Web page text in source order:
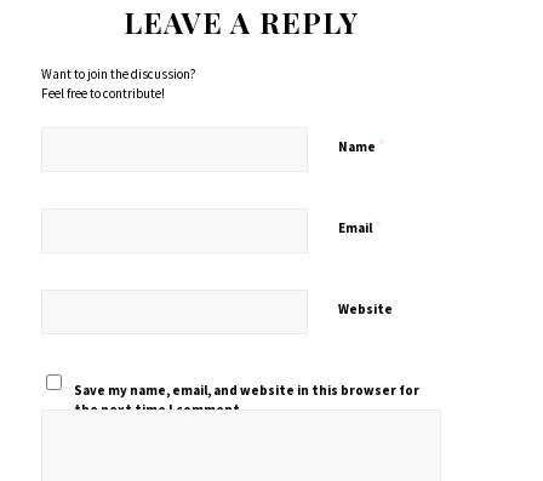
LEAVE A REPLY
Want to join the discussion?
Feel free to contribute!
Name *
Email*
Website
Save my name, email, and website in this browser for
the next time I comment.